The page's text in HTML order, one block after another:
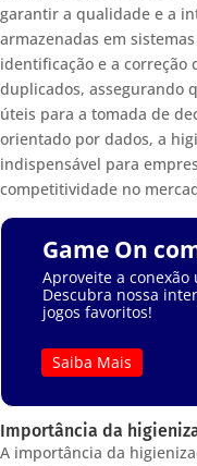
garantir a qualidade e a
armazenadas em
identificação e a correção
duplicados, assegurando
úteis para a tomada de
orientado por dados, a
indispensável para
competitividade no
Game On
Aproveite a
Descubra nossa
jogos favoritos!
Saiba Mais
Importância da
A importância da